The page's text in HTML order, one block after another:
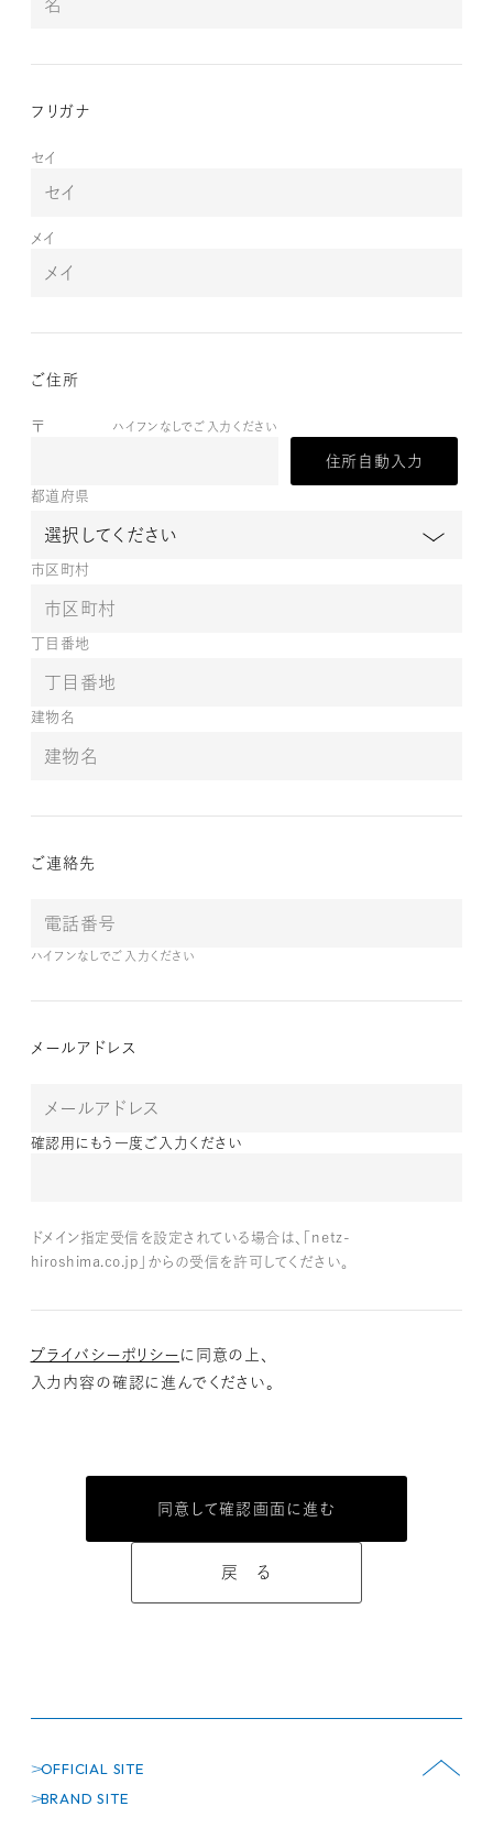
フリガナ
セイ
メイ
ご住所
〒 ハイフンなしでご入力ください
住所自動入力
都道府県
市区町村
丁目番地
建物名
ご連絡先
ハイフンなしでご入力ください
メールアドレス
ドメイン指定受信を設定されている場合は、「netz-
hiroshima.co.jp」からの受信を許可してください。
確認用にもう一度ご入力ください
プライバシーポリシー に同意の上、
入力内容の確認に進んでください。
戻 る
OFFICIAL SITE
BRAND SITE